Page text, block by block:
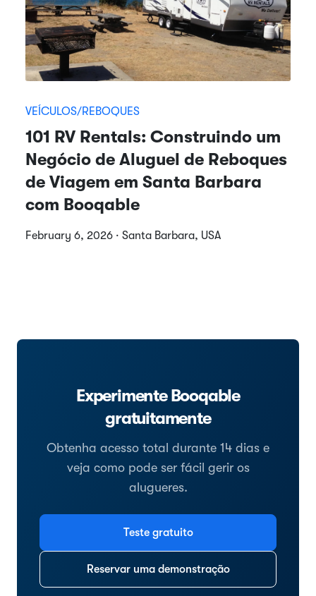
VEÍCULOS/REBOQUES
101 RV Rentals: Construindo um
Negócio de Aluguel de Reboques
de Viagem em Santa Barbara
com Booqable
February 6, 2026 · Santa Barbara, USA
Experimente Booqable
gratuitamente
Obtenha acesso total durante 14 dias e
veja como pode ser fácil gerir os
alugueres.
Teste gratuito
Reservar uma demonstração